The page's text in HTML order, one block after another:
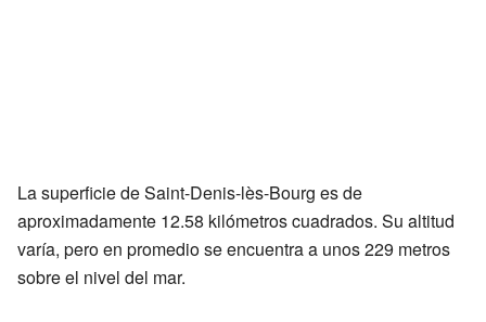
La superficie de Saint-Denis-lès-Bourg es de
aproximadamente 12.58 kilómetros cuadrados. Su altitud
varía, pero en promedio se encuentra a unos 229 metros
sobre el nivel del mar.